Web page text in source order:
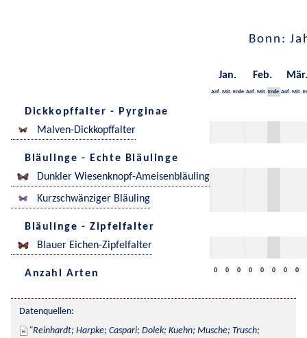
Bonn:
Jan. Feb. Mär.
Anf. Mit. Ende Anf. Mit. Ende Anf. Mit.
Dickkopffalter - Pyrginae
Malven-Dickkopffalter
Bläulinge - Echte Bläulinge
Dunkler Wiesenknopf-Ameisenbläuling
Kurzschwänziger Bläuling
Bläulinge - Zipfelfalter
Blauer Eichen-Zipfelfalter
Anzahl Arten 0 0 0 0 0 0 0 0
Datenquellen:
Reinhardt; Harpke; Caspari; Dolek; Kuehn; Musche; Trusch;